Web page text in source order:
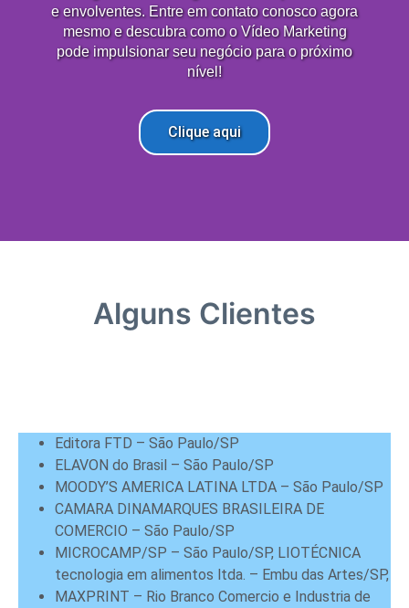
e envolventes. Entre em contato conosco agora
mesmo e descubra como o Vídeo Marketing
pode impulsionar seu negócio para o próximo
nível!
Clique aqui
Alguns Clientes
Editora FTD – São Paulo/SP
ELAVON do Brasil – São Paulo/SP
MOODY’S AMERICA LATINA LTDA – São Paulo/SP
CAMARA DINAMARQUES BRASILEIRA DE
COMERCIO – São Paulo/SP
MICROCAMP/SP – São Paulo/SP, LIOTÉCNICA
tecnologia em alimentos ltda. – Embu das Artes/SP,
MAXPRINT – Rio Branco Comercio e Industria de